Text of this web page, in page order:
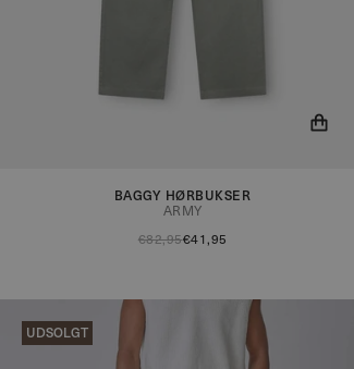
Du får nu besked når produktet er på lager!
BAGGY HØRBUKSER
ARMY
€82,95€41,95
UDSOLGT